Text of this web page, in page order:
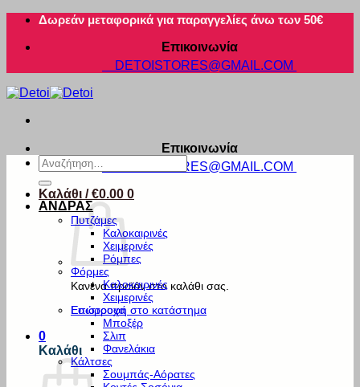
Μετάβαση
περιεχόμενο
Δωρεάν μεταφορικά για παραγγελίες άνω των 50€
Επικοινωνία
DETOISTORES@GMAIL.COM
Επικοινωνία
DETOISTORES@GMAIL.COM
Καλάθι /€0.00 0
Κανένα προϊόν στο καλάθι σας.
Επιστροφή στο κατάστημα
0
Καλάθι
Αναζήτηση
για:
ΑΝΔΡΑΣ
Πυτζάμες
Καλοκαιρινές
Χειμερινές
Ρόμπες
Φόρμες
Καλοκαιρινές
Χειμερινές
Εσώρουχα
Μποξέρ
Σλιπ
Φανελάκια
Κάλτσες
Σουμπάς-Αόρατες